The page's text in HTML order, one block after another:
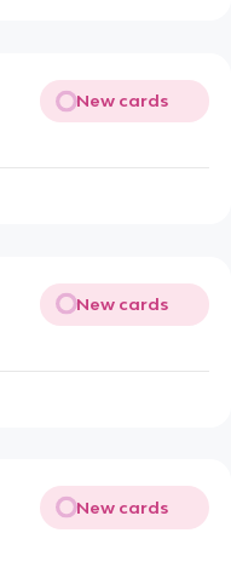
New cards
New cards
New cards